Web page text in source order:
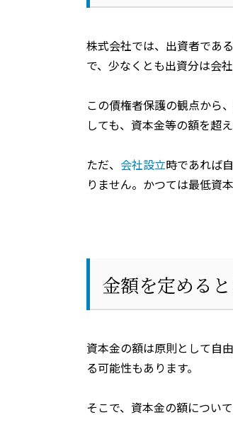
株式会社では、出資者であ
で、少なくとも出資分は会
この債権者保護の観点から
しても、資本金等の額を超
ただ、 会社設立時であれば
りません。かつては最低資
金額を定める
資本金の額は原則として自
る可能性もあります。
そこで、資本金の額につい